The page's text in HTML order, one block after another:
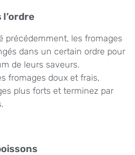
précédemment, les fromages
dans un certain ordre pour
de leurs saveurs.
fromages doux et frais,
plus forts et terminez par